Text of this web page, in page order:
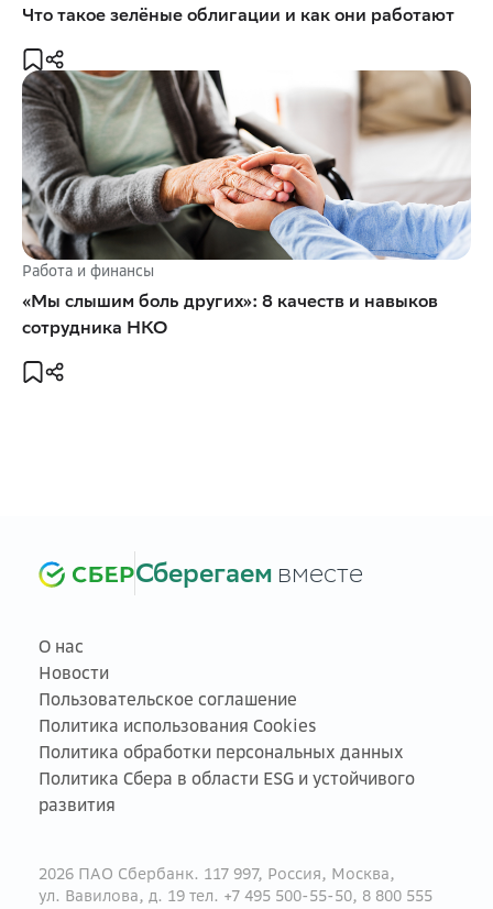
Что такое зелёные облигации и как они работают
Работа и финансы
«Мы слышим боль других»: 8 качеств и навыков
сотрудника НКО
Сберегаем вместе
О нас
Новости
Пользовательское соглашение
Политика использования Cookies
Политика обработки персональных данных
Политика Сбера в области ESG и устойчивого
развития
2026 ПАО Сбербанк. 117 997, Россия, Москва,
ул. Вавилова, д. 19 тел. +7 495 500-55-50, 8 800 555